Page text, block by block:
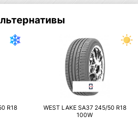
R18
WEST LAKE SA37 245/50 R18
100W